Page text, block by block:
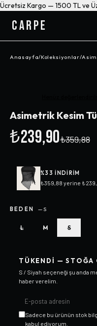
Ücretsiz Kargo — 1500 TL ve
CARPE
Anasayfa/Koleksiyonlar/
Asimetrik Kesim
₺239,90₺359,88
%33 INDIRIM
₺359,88 yerine
BEDEN —S
L M S
TÜKENDI — STOĞA
S / Siyah seçeneği şu anda
haber verelim.
Sadece bu ürünün stok
kabul ediyorum.